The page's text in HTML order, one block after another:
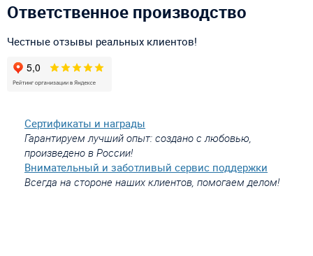
Ответственное производство
Честные отзывы реальных клиентов!
Сертификаты и награды
Гарантируем лучший опыт: создано с любовью,
произведено в России!
Внимательный и заботливый сервис поддержки
Всегда на стороне наших клиентов, помогаем делом!